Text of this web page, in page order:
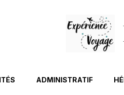
ADMINISTRATIF